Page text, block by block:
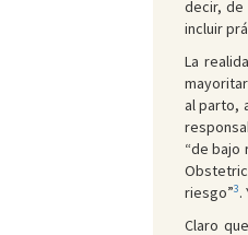
decir,
incluir
La
al parto,
“de bajo
riesgo”3.
Claro